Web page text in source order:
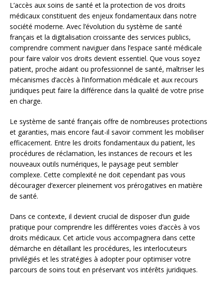
L’accès aux soins de santé et la protection de vos droits
médicaux constituent des enjeux fondamentaux dans notre
société moderne. Avec l’évolution du système de santé
français et la digitalisation croissante des services publics,
comprendre comment naviguer dans l’espace santé médicale
pour faire valoir vos droits devient essentiel. Que vous soyez
patient, proche aidant ou professionnel de santé, maîtriser les
mécanismes d’accès à l’information médicale et aux recours
juridiques peut faire la différence dans la qualité de votre prise
en charge.
Le système de santé français offre de nombreuses protections
et garanties, mais encore faut-il savoir comment les mobiliser
efficacement. Entre les droits fondamentaux du patient, les
procédures de réclamation, les instances de recours et les
nouveaux outils numériques, le paysage peut sembler
complexe. Cette complexité ne doit cependant pas vous
décourager d’exercer pleinement vos prérogatives en matière
de santé.
Dans ce contexte, il devient crucial de disposer d’un guide
pratique pour comprendre les différentes voies d’accès à vos
droits médicaux. Cet article vous accompagnera dans cette
démarche en détaillant les procédures, les interlocuteurs
privilégiés et les stratégies à adopter pour optimiser votre
parcours de soins tout en préservant vos intérêts juridiques.